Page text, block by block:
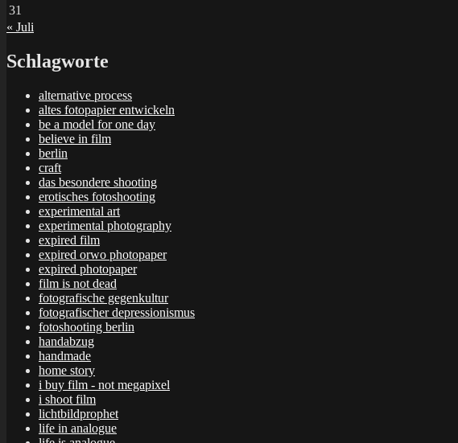
31
« Juli
Schlagworte
alternative process
altes fotopapier entwickeln
be a model for one day
believe in film
berlin
craft
das besondere shooting
erotisches fotoshooting
experimental art
experimental photography
expired film
expired orwo photopaper
expired photopaper
film is not dead
fotografische gegenkultur
fotografischer depressionismus
fotoshooting berlin
handabzug
handmade
home story
i buy film - not megapixel
i shoot film
lichtbildprophet
life in analogue